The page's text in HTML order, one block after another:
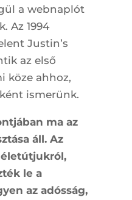
a webnaplót
Az 1994
Justin’s
az első
köze ahhoz,
ismerünk.
ma az
áll. Az
le a
az adósság,